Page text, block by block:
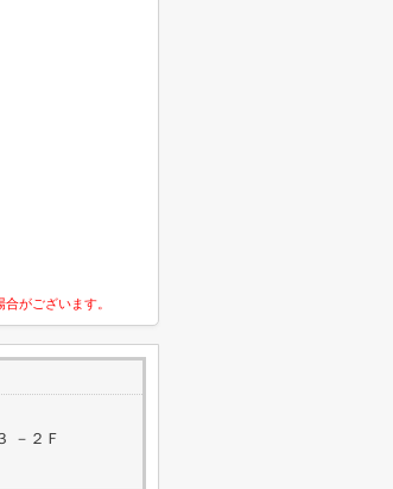
がございます。
－２Ｆ